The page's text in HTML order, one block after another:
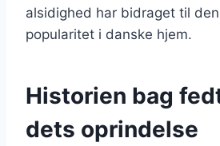
alsidighed har bidraget til
popularitet i danske hjem.
Historien bag
dets oprindelse